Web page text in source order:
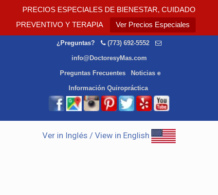
PRECIOS ESPECIALES DE BIENESTAR, CUIDADO
PREVENTIVO Y TERAPIA
Ver Precios Especiales
¿Preguntas? (773) 692-5552
info@DoctoresyMas.com
Preguntas Frecuentes Noticias e
Información Quiropráctica
Ver in Inglés / View in English